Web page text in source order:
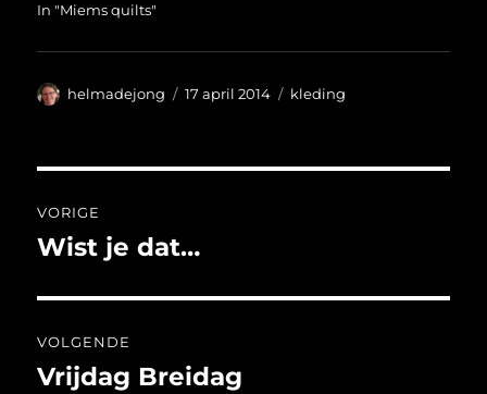
In "Miems quilts"
Auteur
helmadejong
Geplaatst
17 april 2014 Categorieën
kleding
navigatie
VORIGE
Vorig
Wist je dat…
VOLGENDE
Volgend
Vrijdag Breidag